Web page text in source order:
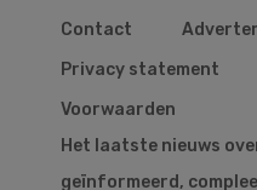
Contact
Privacy statement
Voorwaarden
Het laatste nieuws
geïnformeerd,